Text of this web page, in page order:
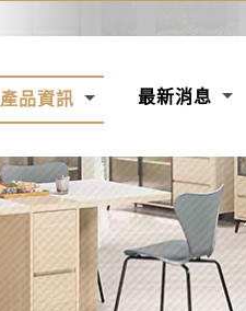
產品資訊 最新消息